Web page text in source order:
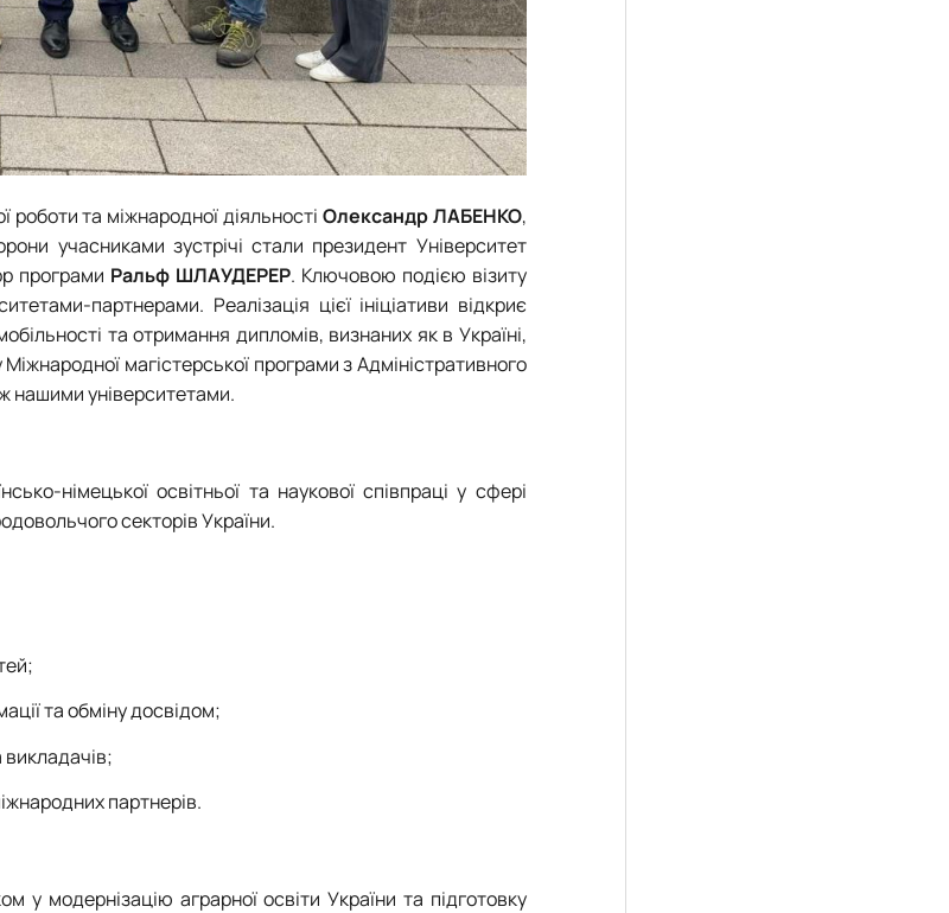
роботи та міжнародної діяльності Олександр ЛАБЕНКО,
учасниками зустрічі стали президент Університет
програми Ральф ШЛАУДЕРЕР. Ключовою подією візиту
партнерами. Реалізація цієї ініціативи відкриє
та отримання дипломів, визнаних як в Україні,
магістерської програми з Адміністративного
нашими університетами.
німецької освітньої та наукової співпраці у сфері
секторів України.
та обміну досвідом;
викладачів;
партнерів.
модернізацію аграрної освіти України та підготовку